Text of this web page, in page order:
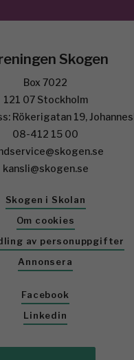
Skogen
Box 7022
121 07 Stockholm
Rökerigatan 19,
08-412 15 00
kansli@skogen.se
Skogen i Skolan
Om cookies
av personuppgifter
Annonsera
Facebook
Linkedin